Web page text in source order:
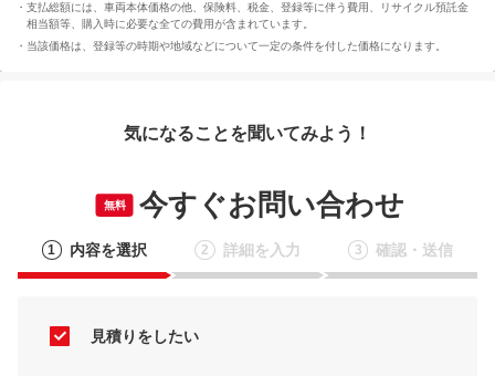
支払総額には、車両本体価格の他、保険料、税金、登録等に伴う費用、リサイクル預託金
相当額等、購入時に必要な全ての費用が含まれています。
当該価格は、登録等の時期や地域などについて一定の条件を付した価格になります。
気になることを聞いてみよう！
無料 今すぐお問い合わせ
1 内容を選択 2 詳細を入力 3 確認・送信
見積りをしたい